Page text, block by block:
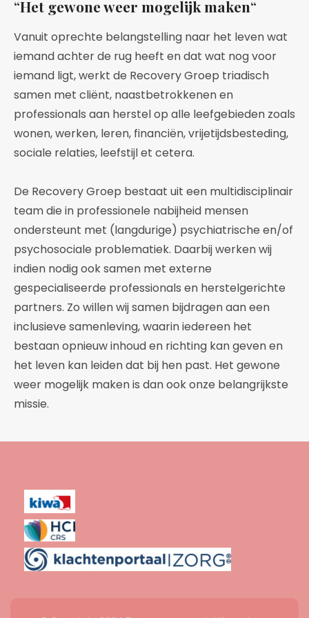
“Het gewone weer mogelijk maken“
Vanuit oprechte belangstelling naar het leven wat
iemand achter de rug heeft en dat wat nog voor
iemand ligt, werkt de Recovery Groep triadisch
samen met cliënt, naastbetrokkenen en
professionals aan herstel op alle leefgebieden zoals
wonen, werken, leren, financiën, vrijetijdsbesteding,
sociale relaties, leefstijl et cetera.
De Recovery Groep bestaat uit een multidisciplinair
team die in professionele nabijheid mensen
ondersteunt met (langdurige) psychiatrische en/of
psychosociale problematiek. Daarbij werken wij
indien nodig ook samen met externe
gespecialiseerde professionals en herstelgerichte
partners. Zo willen wij samen bijdragen aan een
inclusieve samenleving, waarin iedereen het
bestaan opnieuw inhoud en richting kan geven en
het leven kan leiden dat bij hen past. Het gewone
weer mogelijk maken is dan ook onze belangrijkste
missie.